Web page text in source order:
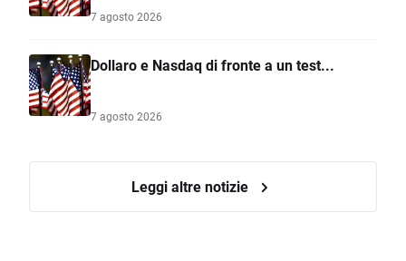
7 agosto 2026
Dollaro e Nasdaq di fronte a un test...
7 agosto 2026
Leggi altre notizie